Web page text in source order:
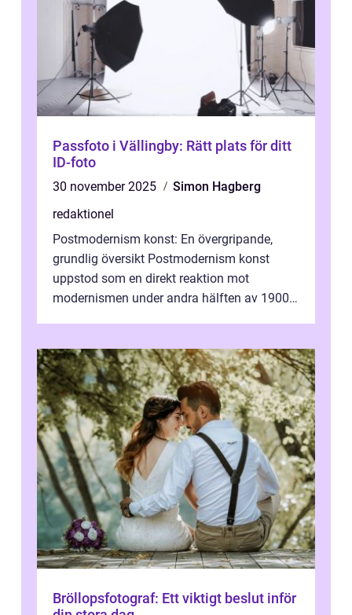
Passfoto i Vällingby: Rätt plats för ditt
ID-foto
30 november 2025
Simon Hagberg
redaktionel
Postmodernism konst: En övergripande,
grundlig översikt Postmodernism konst
uppstod som en direkt reaktion mot
modernismen under andra hälften av 1900-
Bröllopsfotograf: Ett viktigt beslut inför